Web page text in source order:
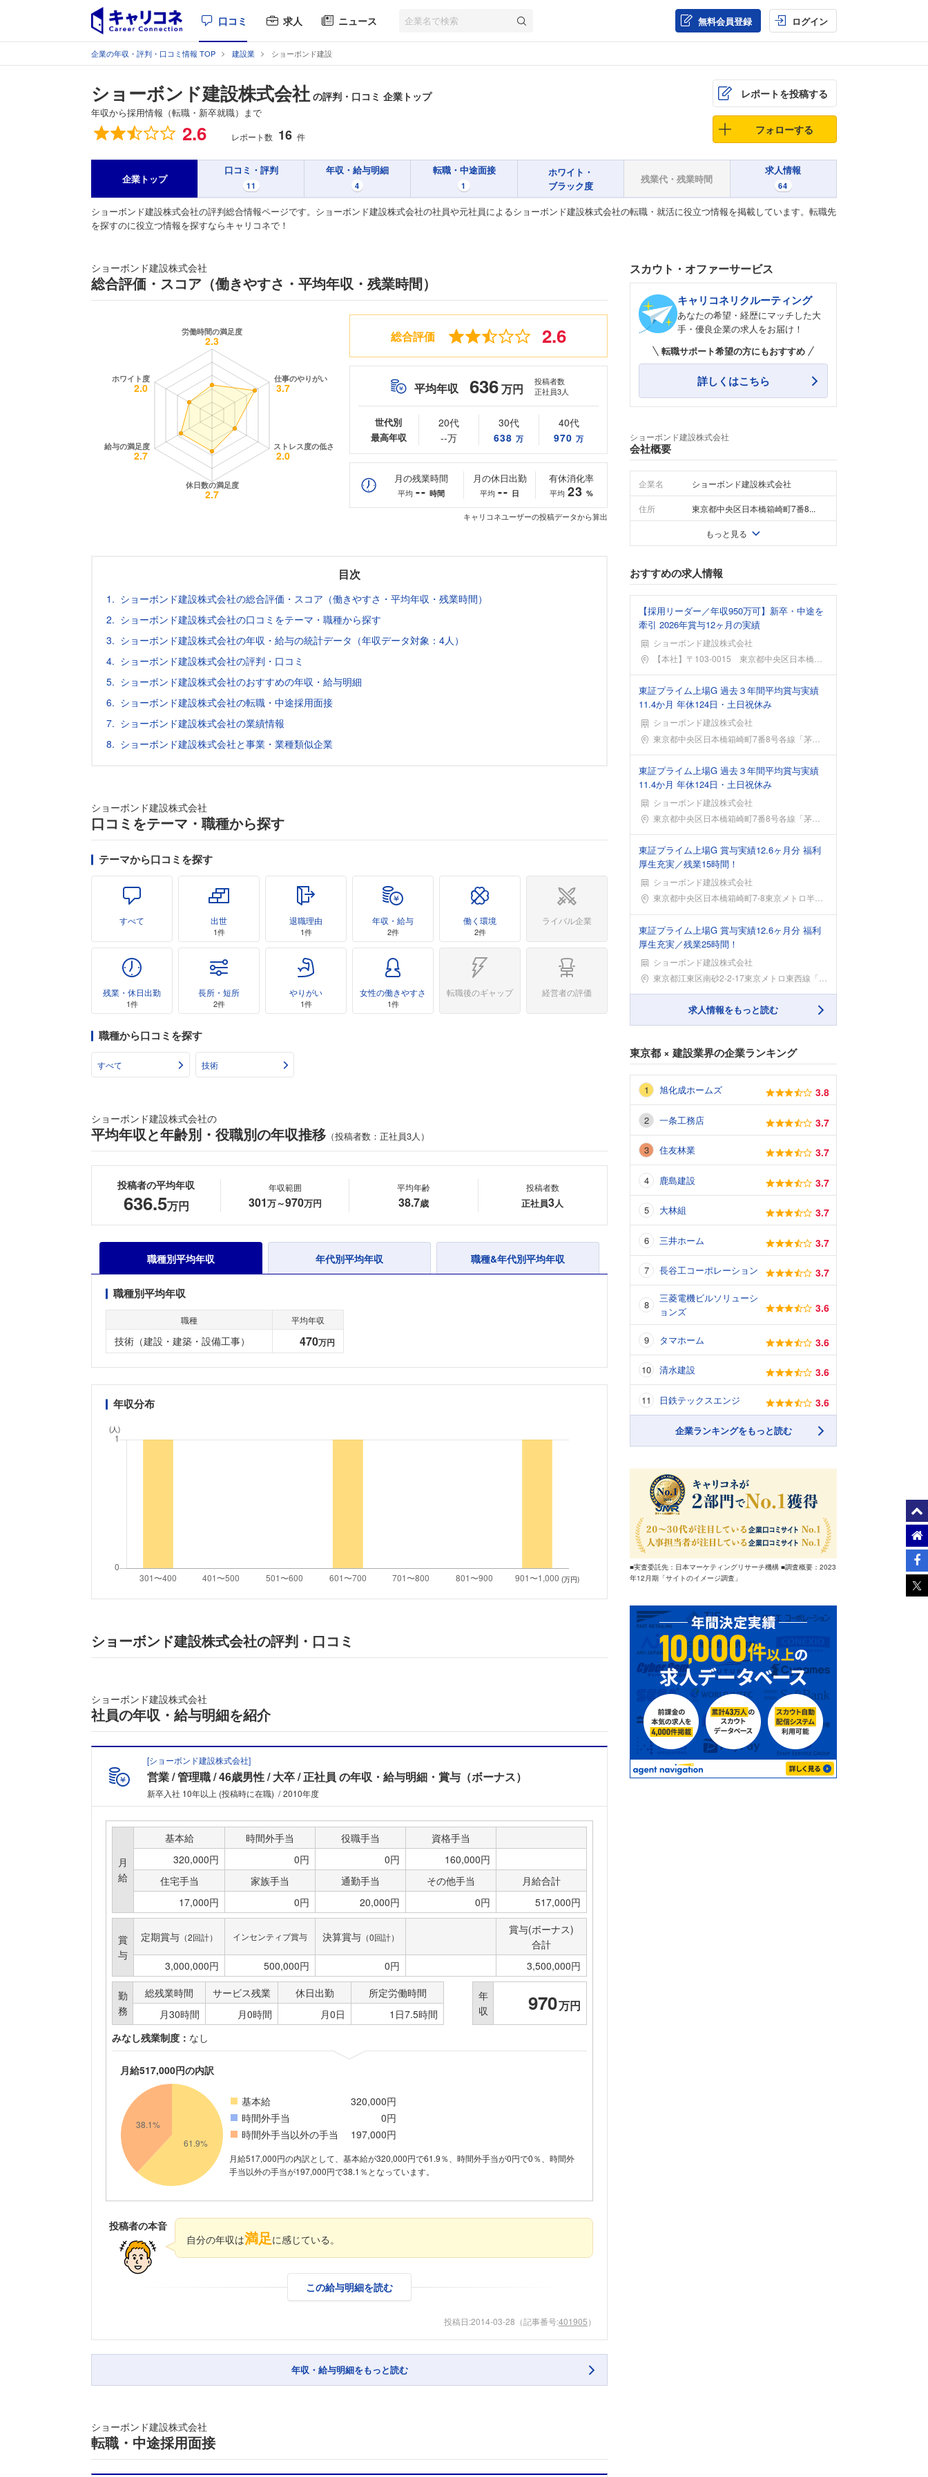
口コミ 求人 ニュース 無料会員登録 ログイン
企業の年収・評判・口コミ情報 TOP 建設業 ショーボンド建設
ショーボンド建設株式会社 の評判・口コミ 企業トップ
年収から採用情報（転職・新卒就職）まで
総合評価 2.6 レポート数 16 件
レポートを投稿する
フォローする
企業トップ
口コミ・評判
11
年収・給与明細
4
転職・中途面接
1
ホワイト・
ブラック度
残業代・残業時間
求人情報
64
ショーボンド建設株式会社の評判総合情報ページです。ショーボンド建設株式会社の社員や元社員によるショーボンド建設株式会社の転職・就活に役立つ情報を掲載しています。転職先
を探すのに役立つ情報を探すならキャリコネで！
ショーボンド建設株式会社
総合評価・スコア（働きやすさ・平均年収・残業時間）
総合評価 2.6
平均年収 636万円
投稿者数
正社員3人
世代別
最高年収
20代
--万
30代
638 万
40代
970 万
月の残業時間
平均 -- 時間
月の休日出勤
平均 -- 日
有休消化率
平均 23 %
キャリコネユーザーの投稿データから算出
目次
ショーボンド建設株式会社の総合評価・スコア（働きやすさ・平均年収・残業時間）
ショーボンド建設株式会社の口コミをテーマ・職種から探す
ショーボンド建設株式会社の年収・給与の統計データ（年収データ対象：4人）
ショーボンド建設株式会社の評判・口コミ
ショーボンド建設株式会社のおすすめの年収・給与明細
ショーボンド建設株式会社の転職・中途採用面接
ショーボンド建設株式会社の業績情報
ショーボンド建設株式会社と事業・業種類似企業
ショーボンド建設株式会社
口コミをテーマ・職種から探す
テーマから口コミを探す
すべて 出世
1件
退職理由
1件
年収・給与
2件
働く環境
2件
ライバル企業
残業・休日出勤
1件
長所・短所
2件
やりがい
1件
女性の働きやすさ
1件
転職後のギャップ 経営者の評価
職種から口コミを探す
すべて 技術
ショーボンド建設株式会社の
平均年収と年齢別・役職別の年収推移 （投稿者数：正社員3人）
投稿者の平均年収
636.5万円
年収範囲
301万～970万円
平均年齢
38.7歳
投稿者数
正社員3人
職種別平均年収 年代別平均年収 職種&年代別平均年収
職種別平均年収
職種 平均年収
技術（建設・建築・設備工事） 470万円
年収分布
(人)
(万円)
ショーボンド建設株式会社の評判・口コミ
ショーボンド建設株式会社
社員の年収・給与明細を紹介
[ショーボンド建設株式会社]
営業 管理職 46歳男性 大卒 正社員 の年収・給与明細・賞与（ボーナス）
新卒入社 10年以上 (投稿時に在職) 2010年度
月
給
基本給 時間外手当 役職手当
資格手当
320,000円
0円 0円
160,000円
住宅手当
家族手当 通勤手当 その他手当
月給合計
17,000円
0円 20,000円 0円 517,000円
賞
与
定期賞与 （2回計） インセンティブ賞与 決算賞与（0回計）
賞与(ボーナス)
合計
3,000,000円
500,000円 0円 3,500,000円
勤
務
総残業時間 サービス残業 休日出勤
所定労働時間
月30時間
月0時間 月0日 1日7.5時間
年
収
970万円
みなし残業制度： なし
月給517,000円の内訳
基本給
320,000円
時間外手当
0円
時間外手当以外の手当
197,000円
月給517,000円の内訳として、基本給が320,000円で61.9％、時間外手当が0円で0％、時間外
手当以外の手当が197,000円で38.1％となっています。
投稿者の本音
自分の年収は満足に感じている。
この給与明細を読む
投稿日:2014-03-28 （記事番号:401905）
年収・給与明細をもっと読む
ショーボンド建設株式会社
転職・中途採用面接
スカウト・オファーサービス
キャリコネリクルーティング
あなたの希望・経歴にマッチした大
手・優良企業の求人をお届け！
転職サポート希望の方にもおすすめ
詳しくはこちら
ショーボンド建設株式会社
会社概要
企業名 ショーボンド建設株式会社
住所 東京都中央区日本橋箱崎町7番8...
もっと見る
おすすめの求人情報
【採用リーダー／年収950万可】新卒・中途を
牽引 2026年賞与12ヶ月の実績
ショーボンド建設株式会社
勤務地【本社】〒103-0015 東京都中央区日本橋箱崎
東証プライム上場G 過去３年間平均賞与実績
11.4か月 年休124日・土日祝休み
ショーボンド建設株式会社
勤務地東京都中央区日本橋箱崎町7番8号各線「茅場町」駅よ
東証プライム上場G 過去３年間平均賞与実績
11.4か月 年休124日・土日祝休み
ショーボンド建設株式会社
勤務地東京都中央区日本橋箱崎町7番8号各線「茅場町」駅よ
東証プライム上場G 賞与実績12.6ヶ月分 福利
厚生充実／残業15時間！
ショーボンド建設株式会社
勤務地東京都中央区日本橋箱崎町7-8東京メトロ半蔵門線「
東証プライム上場G 賞与実績12.6ヶ月分 福利
厚生充実／残業25時間！
ショーボンド建設株式会社
勤務地東京都江東区南砂2-2-17東京メトロ東西線「東陽
求人情報をもっと読む
東京都 × 建設業界の企業ランキング
旭化成ホームズ 3.8
一条工務店 3.7
住友林業 3.7
鹿島建設 3.7
大林組 3.7
三井ホーム 3.7
長谷工コーポレーション 3.7
三菱電機ビルソリューシ
ョンズ
3.6
タマホーム 3.6
清水建設 3.6
日鉄テックスエンジ 3.6
企業ランキングをもっと読む
■実査委託先：日本マーケティングリサーチ機構 ■調査概要：2023
年12月期「サイトのイメージ調査」